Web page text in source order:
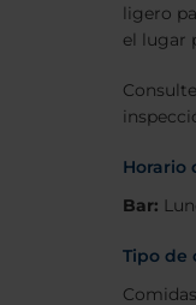
ligero
el lugar
Horario
Bar:
Tipo de